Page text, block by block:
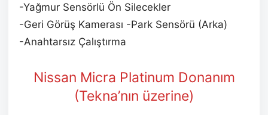
-Yağmur Sensörlü Ön Silecekler
-Geri Görüş Kamerası -Park Sensörü (Arka)
-Anahtarsız Çalıştırma
Nissan Micra Platinum Donanım
(Tekna’nın üzerine)